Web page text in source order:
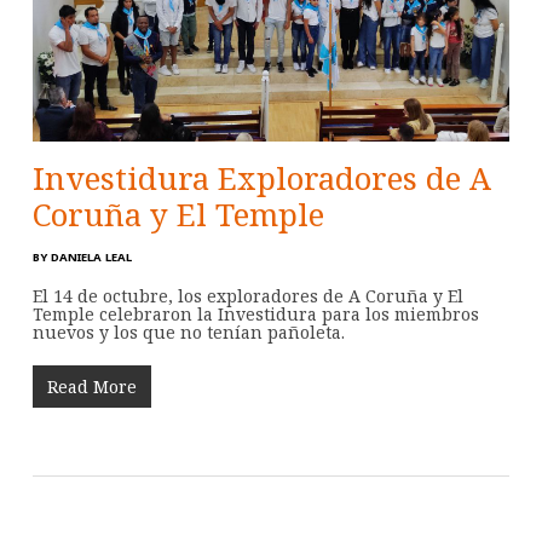
Investidura Exploradores de A
Coruña y El Temple
BY DANIELA LEAL
El 14 de octubre, los exploradores de A Coruña y El
Temple celebraron la Investidura para los miembros
nuevos y los que no tenían pañoleta.
Read More